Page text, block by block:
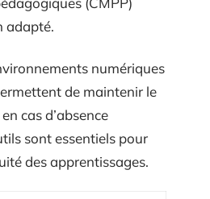
adapté.
numériques
de maintenir le
cas d’absence
sont essentiels pour
des apprentissages.